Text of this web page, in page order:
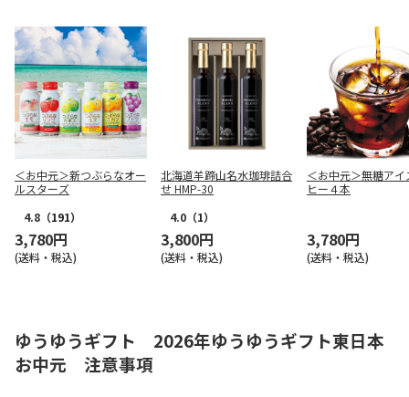
＜お中元＞新つぶらなオー
ルスターズ
4.8 （191）
3,780円
(送料・税込)
北海道羊蹄山名水珈琲詰合
せ HMP-30
4.0 （1）
3,800円
(送料・税込)
＜お中元＞無糖アイ
ヒー４本
3,780円
(送料・税込)
ゆうゆうギフト 2026年ゆうゆうギフト東日本
お中元 注意事項